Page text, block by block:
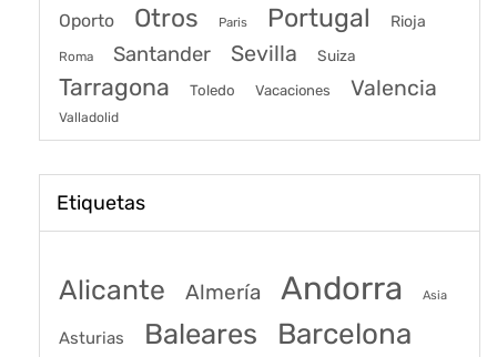
Oporto Otros Paris Portugal Rioja
Roma Santander Sevilla Suiza
Tarragona Toledo Vacaciones Valencia
Valladolid
Etiquetas
Alicante Almería Andorra Asia
Asturias Baleares Barcelona